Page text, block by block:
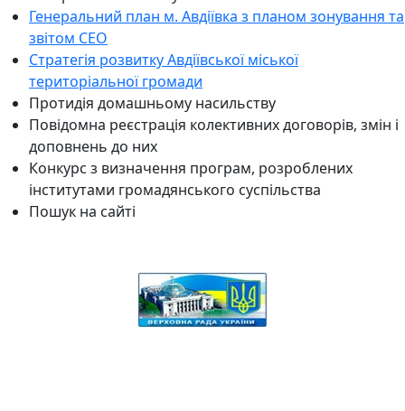
Генеральний план м. Авдіївка з планом зонування та
звітом СЕО
Стратегія розвитку Авдіївської міської
територіальної громади
Протидія домашньому насильству
Повідомна реєстрація колективних договорів, змін і
доповнень до них
Конкурс з визначення програм, розроблених
інститутами громадянського суспільства
Пошук на сайті